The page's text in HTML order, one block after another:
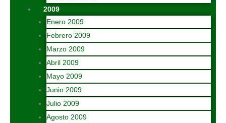
2009
Enero 2009
Febrero 2009
Marzo 2009
Abril 2009
Mayo 2009
Junio 2009
Julio 2009
Agosto 2009